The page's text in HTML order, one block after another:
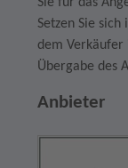
Setzen Sie
dem Verkäufer
Übergabe des
Anbieter